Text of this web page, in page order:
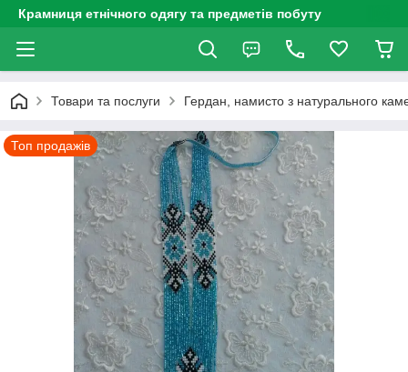
Крамниця етнічного одягу та предметів побуту
Товари та послуги Гердан, намисто з натурального
Топ продажів